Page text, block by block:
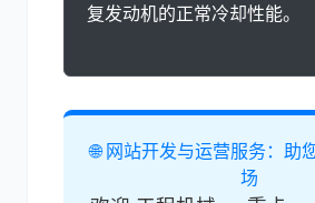
复发动机的正常冷却性能。
🌐 网站开发与运营服务：助
场